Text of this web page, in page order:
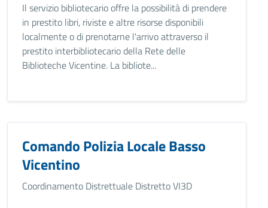
Il servizio bibliotecario offre la possibilità di prendere
in prestito libri, riviste e altre risorse disponibili
localmente o di prenotarne l'arrivo attraverso il
prestito interbibliotecario della Rete delle
Biblioteche Vicentine. La bibliote...
Comando Polizia Locale Basso
Vicentino
Coordinamento Distrettuale Distretto VI3D